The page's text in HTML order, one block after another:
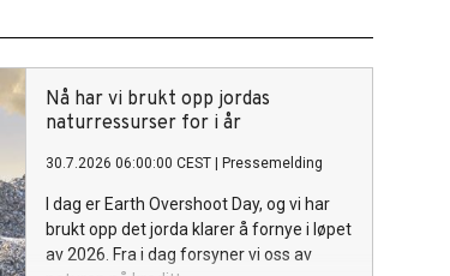
Nå har vi brukt opp jordas
naturressurser for i år
30.7.2026 06:00:00 CEST Pressemelding
I dag er Earth Overshoot Day, og vi har
brukt opp det jorda klarer å fornye i løpet
av 2026. Fra i dag forsyner vi oss av